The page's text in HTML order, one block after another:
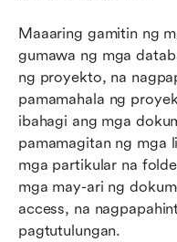
Maaaring gamitin ng
gumawa ng mga
ng proyekto, na
pamamahala ng
ibahagi ang mga
pamamagitan ng mga
mga partikular na
mga may-ari ng
access, na
pagtutulungan.